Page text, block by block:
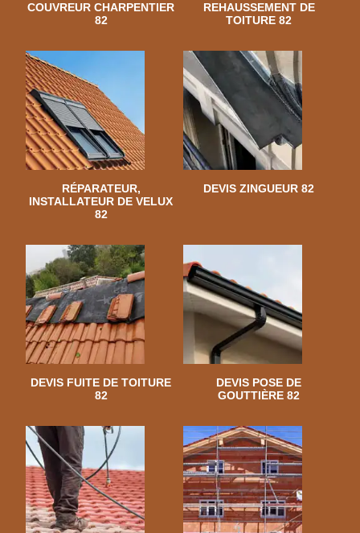
COUVREUR CHARPENTIER
82
REHAUSSEMENT DE
TOITURE 82
RÉPARATEUR,
INSTALLATEUR DE VELUX
82
DEVIS ZINGUEUR 82
DEVIS FUITE DE TOITURE
82
DEVIS POSE DE
GOUTTIÈRE 82